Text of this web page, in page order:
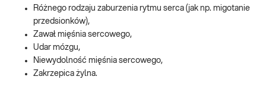
Różnego rodzaju zaburzenia rytmu serca (jak np. migotanie
przedsionków),
Zawał mięśnia sercowego,
Udar mózgu,
Niewydolność mięśnia sercowego,
Zakrzepica żylna.